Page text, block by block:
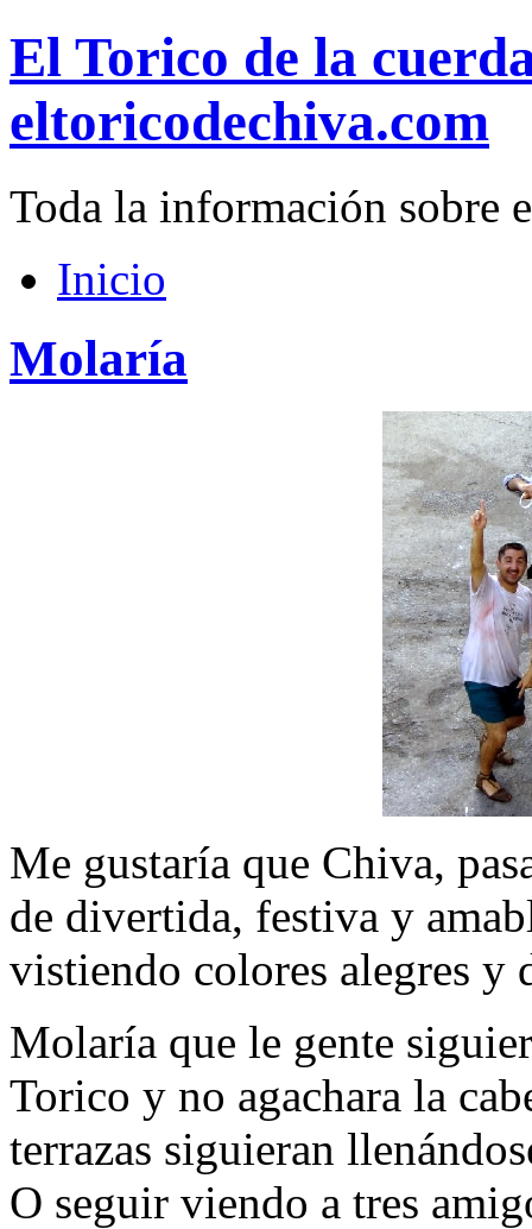
El Torico de la
eltoricodechiva.com
Toda la información sobre
Inicio
Molaría
Me gustaría que Chiva,
de divertida, festiva y
vistiendo colores alegres y
Molaría que le gente
Torico y no agachara la
terrazas siguieran
O seguir viendo a tres